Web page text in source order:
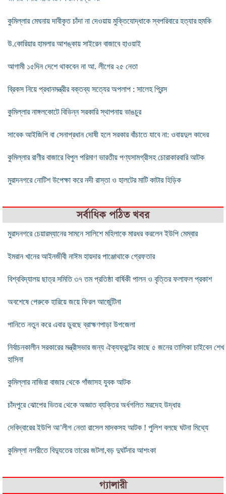
কুমিল্লার মেঘনায় দাবীকৃত চাঁদা না দেওয়ায় মুক্তিযোদ্ধাকে স্বপরিবারে হত্যার হুমকি
উ.কোরিয়ার হামলার আশঙ্কায় সাইরেন বাজাবে হাওয়াই
আগামী ১৫দিন দেশে থাকবেন না আ. লীগের ২৫ নেতা
ব্রিকস নিয়ে প্রধানমন্ত্রীর বক্তব্য সত্যের অপলাপ : সালেহ প্রিন্স
কুমিল্লার নাঙ্গলকোটে বিভিন্ন সরকারি স্থাপনায় ভাঙচুর
সাবেক আইজিপি বা সেনাপ্রধান দোষী হলে সরকার বাঁচাতে যাবে না: ওবায়দুল কাদের
কুমিল্লার রাণীর বাজারে বিপুল পরিমাণ ভারতীয় পণ্যসামগ্রীসহ চোরাকারবারি আটক
মুরাদনগরে নোটিশ উপেক্ষা করে নদী রাস্তা ও হালটের মাটি কাটার হিড়িক
সর্বাধিক পঠিত খবর
মুরাদনগরে চেয়ারম্যানের সামনে সালিশে মহিলাকে মারধর করলেন ইউপি মেম্বার
ইমরান খানের আইনজীবী নাঈম হায়দার পাঞ্জোথাকে গ্রেফতার
বিশ্ববিদ্যালয় ছাত্র সমিতি ৩৭ তম প্রতিষ্ঠা বার্ষিকী পালন ও বৃত্তির ফলাফল প্রকাশ
অবশেষে পেরুকে হারিয়ে জয়ে ফিরল আর্জেন্টিনা
পানিতে নতুন করে এবার ডুবছে ব্রাহ্মণপাড়া উপজেলা
নির্বাচনকালীন সরকারের মন্ত্রীসভার জন্য ঐক্যফ্রন্টের কাছে ৫ জনের তালিকা চাইবেন শেখ
হাসিনা
কুমিল্লার নাজিরা বাজার থেকে গাঁজাসহ যুবক আটক
চাঁদপুরে ঝোপের ভিতর থেকে অজ্ঞাত ব্যক্তির অর্ধগলিত মরদেহ উদ্ধার
দেবিদ্বারের ইউপি আ’লীগ নেতা রাসেল মাদকসহ আটক ! পুলিশ বলছে ঘটনা মিথ্যে
কুমিল্লা নগরীতে বিদ্যুতের তারের জটলা,বড় দুঘর্টনার আশংকা
গ্যালারী